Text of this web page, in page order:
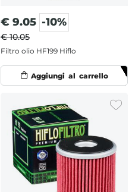
€ 9.05 -10%
€ 10.05
Filtro olio HF199 Hiflo